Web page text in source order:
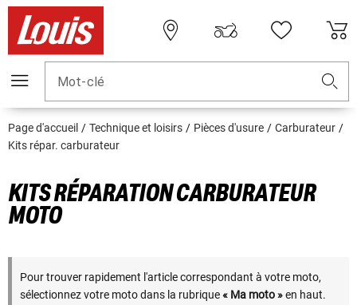
Mot-clé
Page d'accueil Technique et loisirs Pièces d'usure
Carburateur
Kits répar. carburateur
KITS RÉPARATION CARBURATEUR
MOTO
Pour trouver rapidement l'article correspondant à votre moto,
sélectionnez votre moto dans la rubrique« Ma moto »en haut.